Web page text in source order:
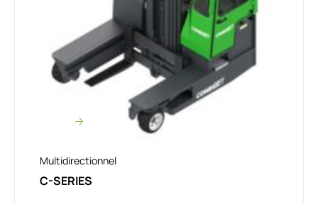
Multidirectionnel
C-SERIES